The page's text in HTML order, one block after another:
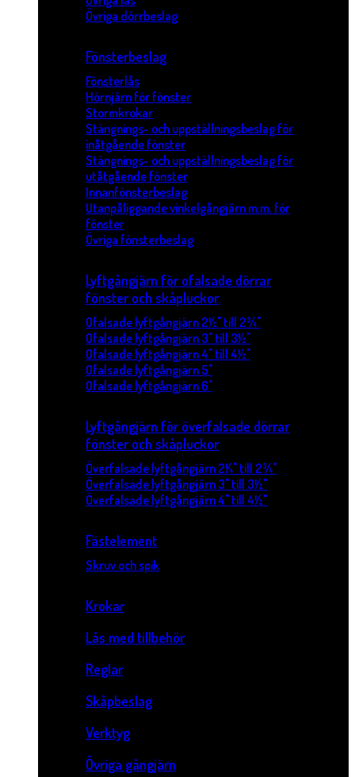
Övriga dörrbeslag
Fönsterbeslag
Fönsterlås
Hörnjärn för fönster
Stormkrokar
Stängnings- och uppställningsbeslag för
inåtgående fönster
Stängnings- och uppställningsbeslag för
utåtgående fönster
Innanfönsterbeslag
Utanpåliggande vinkelgångjärn m.m. för
fönster
Övriga fönsterbeslag
Lyftgångjärn för ofalsade dörrar
fönster och skåpluckor.
Ofalsade lyftgångjärn 2½" till 2¾"
Ofalsade lyftgångjärn 3" till 3½"
Ofalsade lyftgångjärn 4" till 4½"
Ofalsade lyftgångjärn 5"
Ofalsade lyftgångjärn 6"
Lyftgångjärn för överfalsade dörrar
fönster och skåpluckor
Överfalsade lyftgångjärn 2¼" till 2¾"
Överfalsade lyftgångjärn 3" till 3½"
Överfalsade lyftgångjärn 4" till 4½"
Fästelement
Skruv och spik
Krokar
Lås med tillbehör
Reglar
Skåpbeslag
Verktyg
Övriga gångjärn